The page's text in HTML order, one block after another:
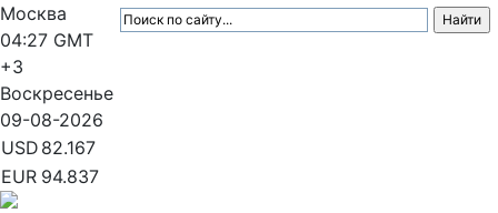
Москва
04:27 GMT
+3
Воскресенье
09-08-2026
USD 82.167
EUR 94.837